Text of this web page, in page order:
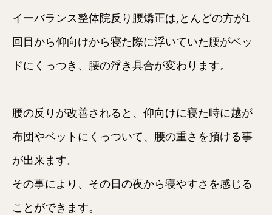
イーバランス整体院反り腰矯正は,とんどの方が1
回目から仰向けから寝た際に浮いていた腰がベッ
ドにくっつき、腰の浮き具合が変わります。
腰の反りが改善されると、仰向けに寝た時に越が
布団やベットにくっついて、腰の重さを預ける事
が出来ます。
その事により、その日の夜から寝やすさを感じる
ことができます。